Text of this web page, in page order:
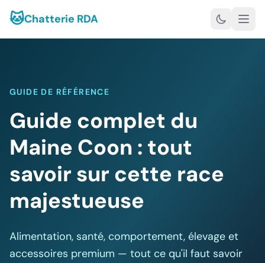
🐱Chatterie RDA
GUIDE DE RÉFÉRENCE
Guide complet du
Maine Coon : tout
savoir sur cette race
majestueuse
Alimentation, santé, comportement, élevage et
accessoires premium — tout ce qu'il faut savoir